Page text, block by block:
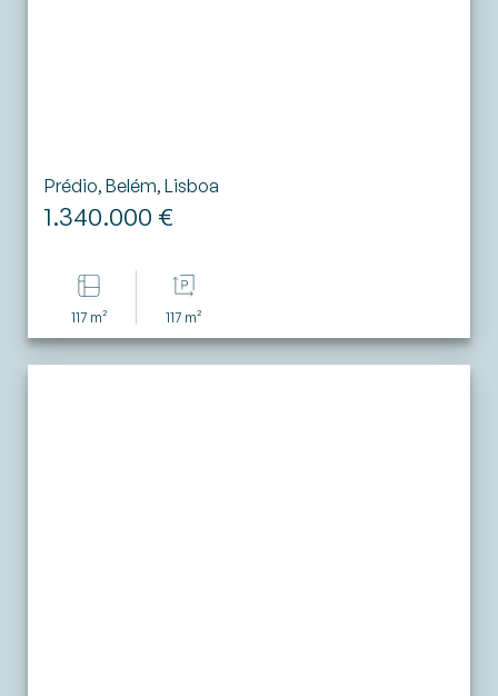
Prédio, Belém, Lisboa
1.340.000 €
117 m² 117 m²